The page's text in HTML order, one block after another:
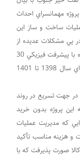
مهمانسراي احداث
ساخت و ساز اين
ادامه يافت و در پي مشکلات عديده از
جمله افزايش نرخ اقلام و ناتواني پيمانکار پروژه با پيشرفت فيزيکي 30
درصد متوقف شد و پس از آن مجددأ از ابتداي سال 1398 تا 1401
در جهت تسريع در روند
اين پروژه بدون خريد
از آنجايي که مديريت عمليات
و هزينه مناسب تأکيد
صورت پذيرفت که با